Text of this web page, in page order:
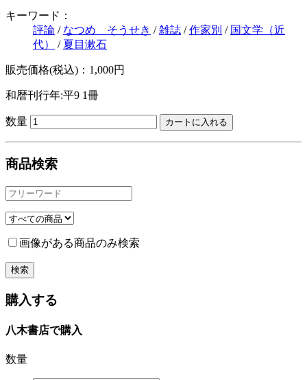
キーワード：
評論 / なつめ そうせき /雑誌 /作家別 / 国文学（近
代）
/ 夏目漱石
販売価格(税込)：1,000円
和暦刊行年:平9 1冊
数量
商品検索
画像がある商品のみ検索
購入する
八木書店で購入
数量